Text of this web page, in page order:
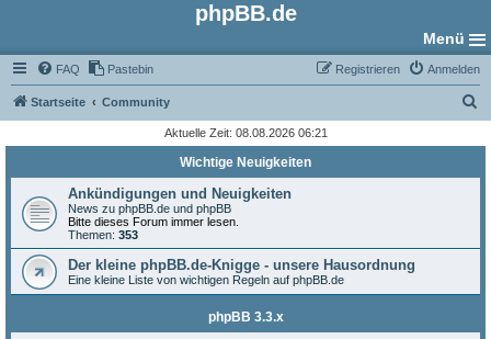
phpBB.de
Menü
FAQ Pastebin Anmelden
Registrieren
Startseite Community
h
Aktuelle Zeit: 08.08.2026 06:21
Wichtige Neuigkeiten
Ankündigungen und Neuigkeiten
News zu phpBB.de und phpBB
Bitte dieses Forum immer lesen.
Themen: 353
Der kleine phpBB.de-Knigge - unsere Hausordnung
Eine kleine Liste von wichtigen Regeln auf phpBB.de
phpBB 3.3.x